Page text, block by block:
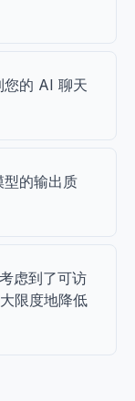
您的 AI 聊天
型的输出质
虑到了可访
限度地降低